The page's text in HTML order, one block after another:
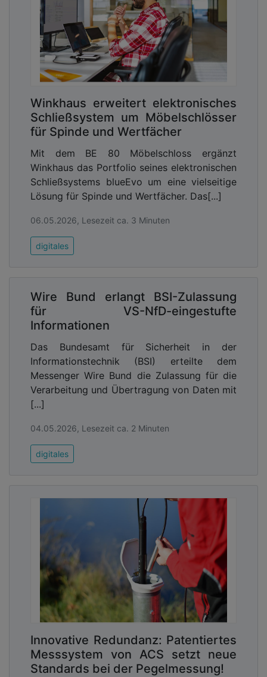
Winkhaus erweitert elektronisches
Schließsystem um Möbelschlösser
für Spinde und Wertfächer
Mit dem BE 80 Möbelschloss ergänzt
Winkhaus das Portfolio seines elektronischen
Schließsystems blueEvo um eine vielseitige
Lösung für Spinde und Wertfächer. Das[...]
06.05.2026, Lesezeit ca. 3 Minuten
digitales
Wire Bund erlangt BSI-Zulassung
für VS-NfD-eingestufte
Informationen
Das Bundesamt für Sicherheit in der
Informationstechnik (BSI) erteilte dem
Messenger Wire Bund die Zulassung für die
Verarbeitung und Übertragung von Daten mit
[...]
04.05.2026, Lesezeit ca. 2 Minuten
digitales
Innovative Redundanz: Patentiertes
Messsystem von ACS setzt neue
Standards bei der Pegelmessung!